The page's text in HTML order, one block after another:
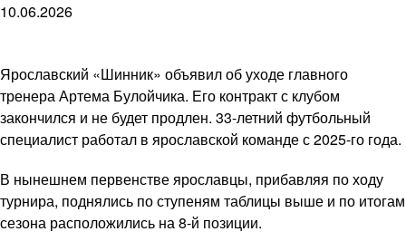
10.06.2026
Ярославский «Шинник» объявил об уходе главного
тренера Артема Булойчика. Его контракт с клубом
закончился и не будет продлен. 33-летний футбольный
специалист работал в ярославской команде с 2025-го года.
В нынешнем первенстве ярославцы, прибавляя по ходу
турнира, поднялись по ступеням таблицы выше и по итогам
сезона расположились на 8-й позиции.